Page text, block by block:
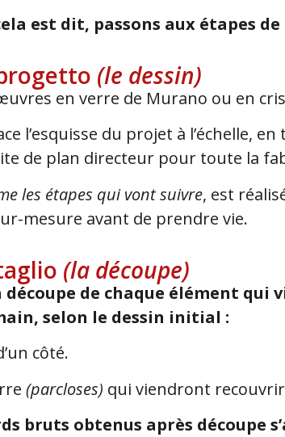
est dit, passons aux étapes
(le dessin)
en verre de Murano ou en
l’esquisse du projet à l’échelle,
de plan directeur pour toute la
les étapes qui vont suivre, est
mesure avant de prendre vie.
(la découpe)
découpe de chaque élément
selon le dessin initial :
côté.
(parcloses) qui viendront recouvrir
bruts obtenus après découpe